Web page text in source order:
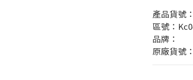
產品貨號
區號：
品牌：
原廠貨號：